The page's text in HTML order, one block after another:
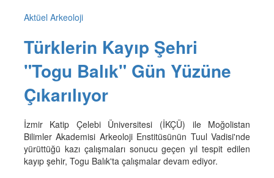
Aktüel Arkeoloji
Türklerin Kayıp Şehri
"Togu Balık" Gün Yüzüne
Çıkarılıyor
İzmir Katip Çelebi Üniversitesi (İKÇÜ) ile Moğolistan
Bilimler Akademisi Arkeoloji Enstitüsünün Tuul Vadisi'nde
yürüttüğü kazı çalışmaları sonucu geçen yıl tespit edilen
kayıp şehir, Togu Balık'ta çalışmalar devam ediyor.